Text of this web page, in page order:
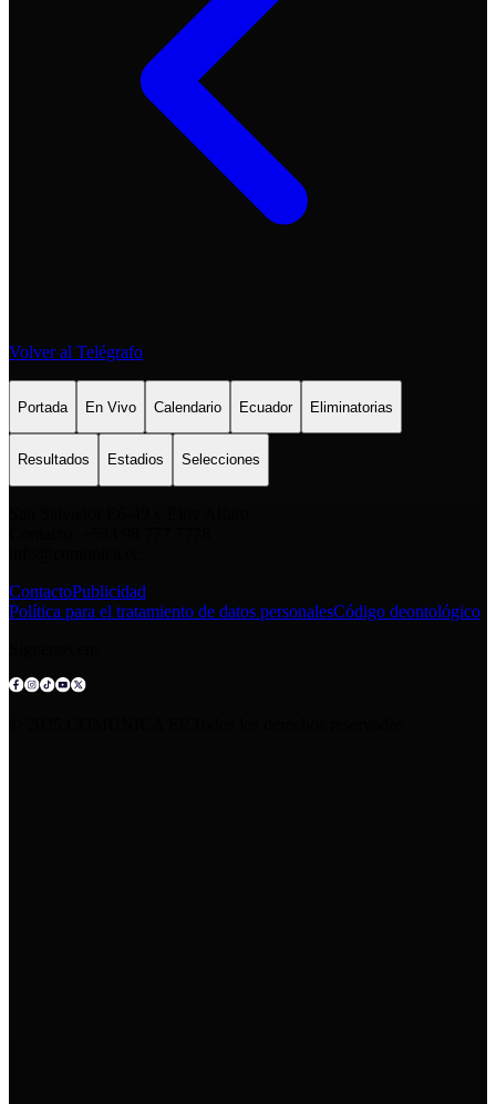
Volver al Telégrafo
Portada En Vivo Calendario Ecuador Eliminatorias
Resultados Estadios Selecciones
ContactoPublicidad
Política para el tratamiento de datos personalesCódigo deontológico